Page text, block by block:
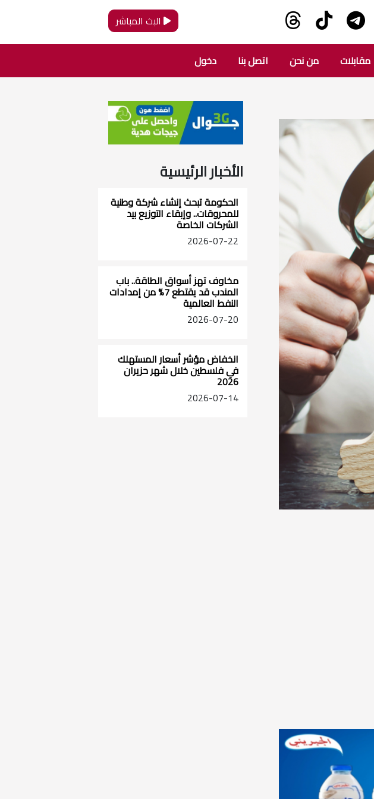
البث المباشر
مقابلات من نحن اتصل بنا دخول
الأخبار الرئيسية
الحكومة تبحث إنشاء شركة وطنية
للمحروقات.. وإبقاء التوزيع بيد
الشركات الخاصة
2026-07-22
مخاوف تهز أسواق الطاقة.. باب
المندب قد يقتطع 7% من إمدادات
النفط العالمية
2026-07-20
انخفاض مؤشر أسعار المستهلك
في فلسطين خلال شهر حزيران
2026
2026-07-14